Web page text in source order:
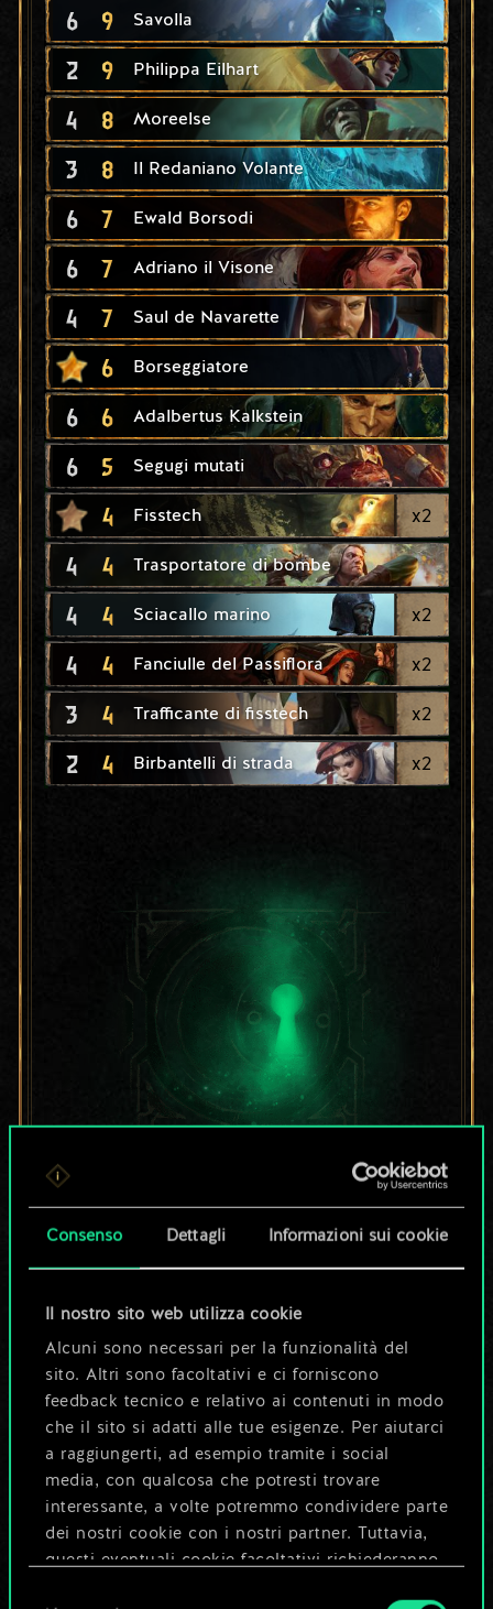
Consenso Dettagli Informazioni sui cookie
Il nostro sito web utilizza cookie
Alcuni sono necessari per la funzionalità del
sito. Altri sono facoltativi e ci forniscono
feedback tecnico e relativo ai contenuti in modo
che il sito si adatti alle tue esigenze. Per aiutarci
a raggiungerti, ad esempio tramite i social
media, con qualcosa che potresti trovare
interessante, a volte potremmo condividere parte
dei nostri cookie con i nostri partner. Tuttavia,
questi eventuali cookie facoltativi richiederanno
6 9 Savolla
2 9 Philippa Eilhart
4 8 Moreelse
3 8 Il Redaniano Volante
6 7 Ewald Borsodi
6 7 Adriano il Visone
4 7 Saul de Navarette
6 Borseggiatore
6 6 Adalbertus Kalkstein
6 5 Segugi mutati
4 Fisstech x2
4 4 Trasportatore di bombe
4 4 Sciacallo marino x2
4 4 Fanciulle del Passiflora x2
3 4 Trafficante di fisstech x2
2 4 Birbantelli di strada x2
Per ora, è solo un
set di carte
Ma può diventare
molto altro!
guida
Modifica mazzo